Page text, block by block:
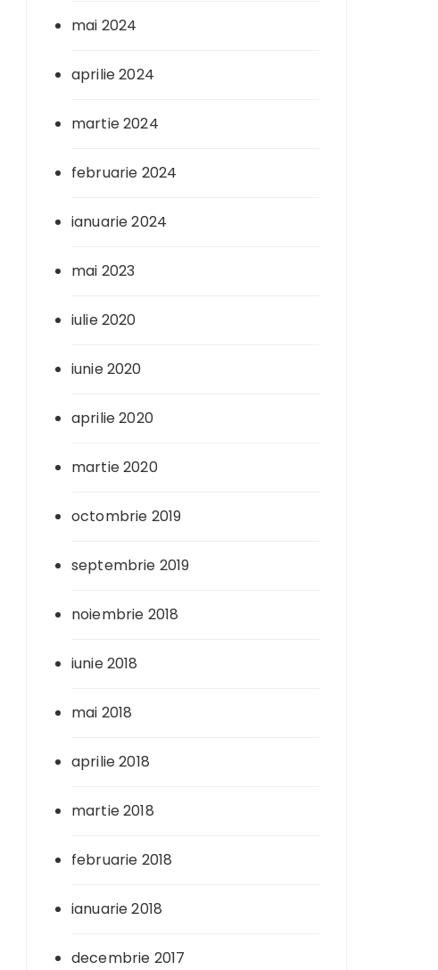
mai 2024
aprilie 2024
martie 2024
februarie 2024
ianuarie 2024
mai 2023
iulie 2020
iunie 2020
aprilie 2020
martie 2020
octombrie 2019
septembrie 2019
noiembrie 2018
iunie 2018
mai 2018
aprilie 2018
martie 2018
februarie 2018
ianuarie 2018
decembrie 2017